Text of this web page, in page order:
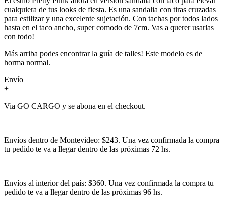
cualquiera de tus looks de fiesta. Es una sandalia con tiras cruzadas
para estilizar y una excelente sujetación. Con tachas por todos lados
hasta en el taco ancho, super comodo de 7cm. Vas a querer usarlas
con todo!
Más arriba podes encontrar la guía de talles! Este modelo es de
horma normal.
Envío
+
Via GO CARGO y se abona en el checkout.
Envíos dentro de Montevideo: $243. Una vez confirmada la compra
tu pedido te va a llegar dentro de las próximas 72 hs.
Envíos al interior del país: $360. Una vez confirmada la compra tu
pedido te va a llegar dentro de las próximas 96 hs.